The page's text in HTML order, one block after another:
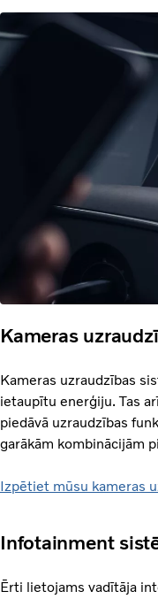
Kameras
Kameras uzraudzības
ietaupītu enerģiju. Tas
piedāvā uzraudzības
garākām kombinācijām
Izpētiet mūsu kameras
Infotainment
Ērti lietojams vadītāja